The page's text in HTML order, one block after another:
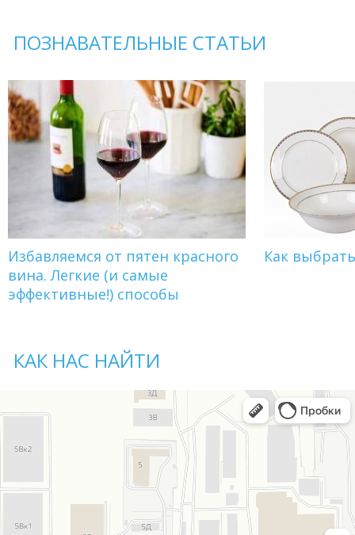
ПОЗНАВАТЕЛЬНЫЕ СТАТЬИ
Избавляемся от пятен красного
вина. Легкие (и самые
эффективные!) способы
Как
КАК НАС НАЙТИ